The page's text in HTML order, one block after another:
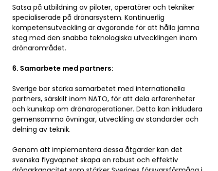
Satsa på utbildning av piloter, operatörer och tekniker
specialiserade på drönarsystem. Kontinuerlig
kompetensutveckling är avgörande för att hålla jämna
steg med den snabba teknologiska utvecklingen inom
drönarområdet.
6. Samarbete med partners:
Sverige bör stärka samarbetet med internationella
partners, särskilt inom NATO, för att dela erfarenheter
och kunskap om drönaroperationer. Detta kan inkludera
gemensamma övningar, utveckling av standarder och
delning av teknik.
Genom att implementera dessa åtgärder kan det
svenska flygvapnet skapa en robust och effektiv